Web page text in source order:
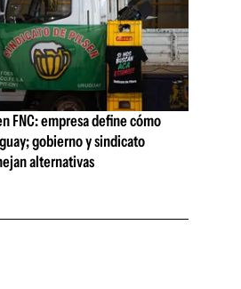
FNC: empresa define cómo
gobierno y sindicato
alternativas